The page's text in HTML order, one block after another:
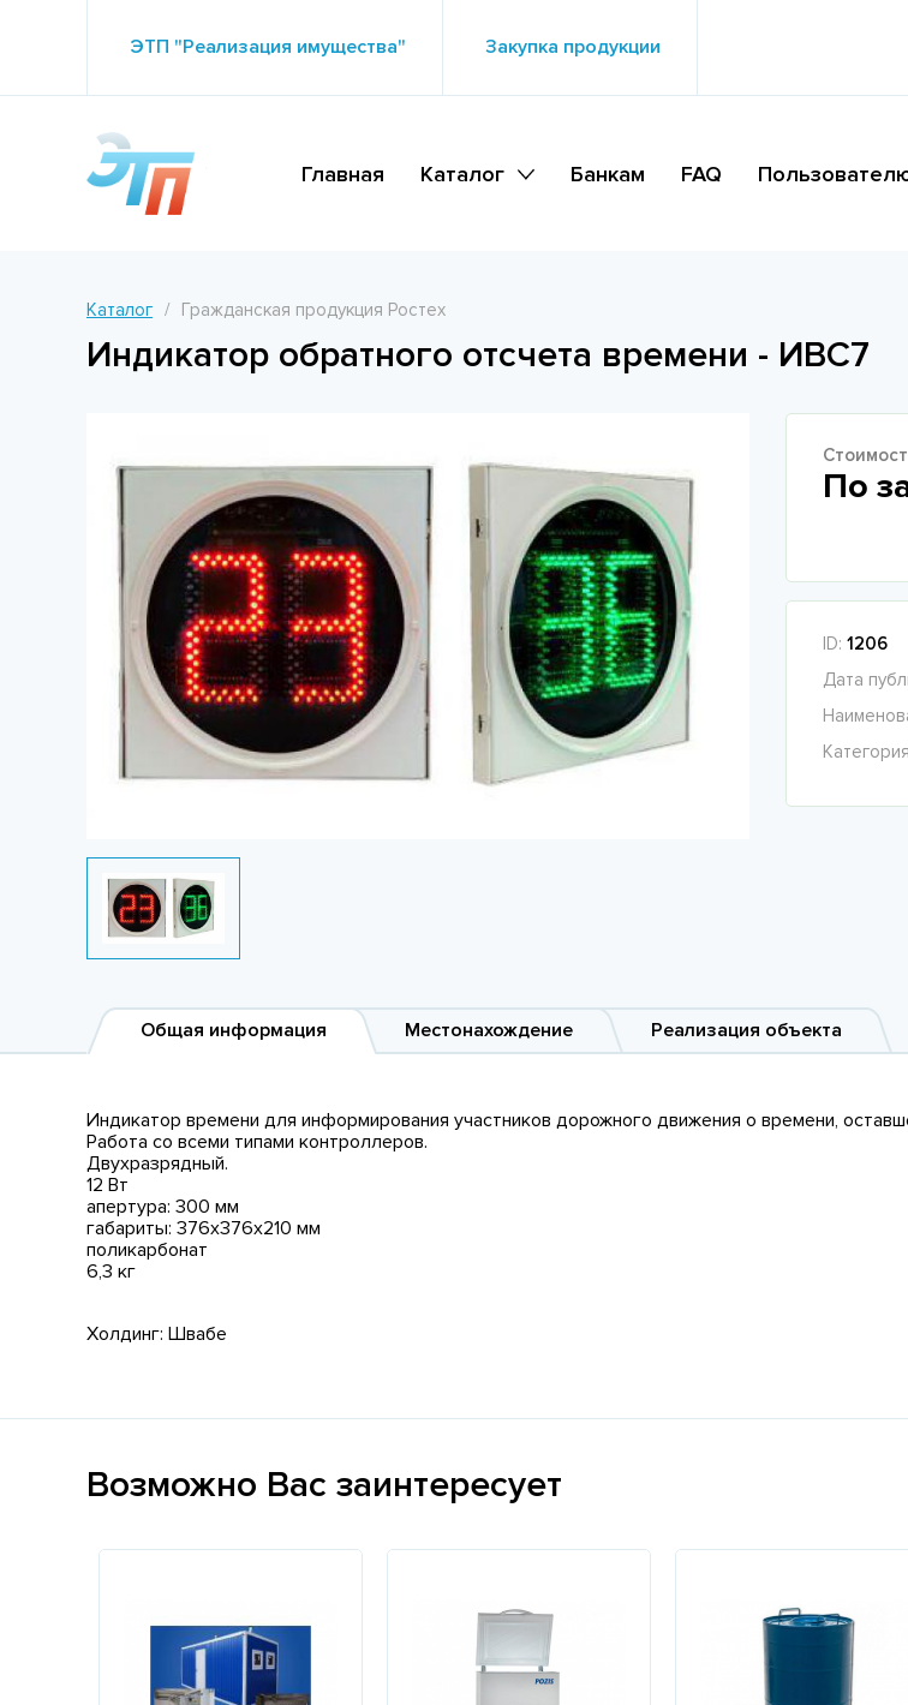
ЭТП "Реализация имущества" Закупка продукции
Главная Каталог Банкам FAQ
Каталог Гражданская продукция Ростех
Индикатор обратного отсчета времени - ИВС7
По
ID: 1206
Дата
Общая информация Местонахождение Реализация объекта
Индикатор времени для информирования участников дорожного движения о времени,
Работа со всеми типами контроллеров.
Двухразрядный.
12 Вт
апертура: 300 мм
габариты: 376х376х210 мм
поликарбонат
6,3 кг
Холдинг: Швабе
Возможно Вас заинтересует